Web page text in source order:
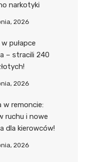
narkotyki
2026
pułapce
– stracili 240
2026
w remoncie:
ruchu i nowe
dla kierowców!
2026